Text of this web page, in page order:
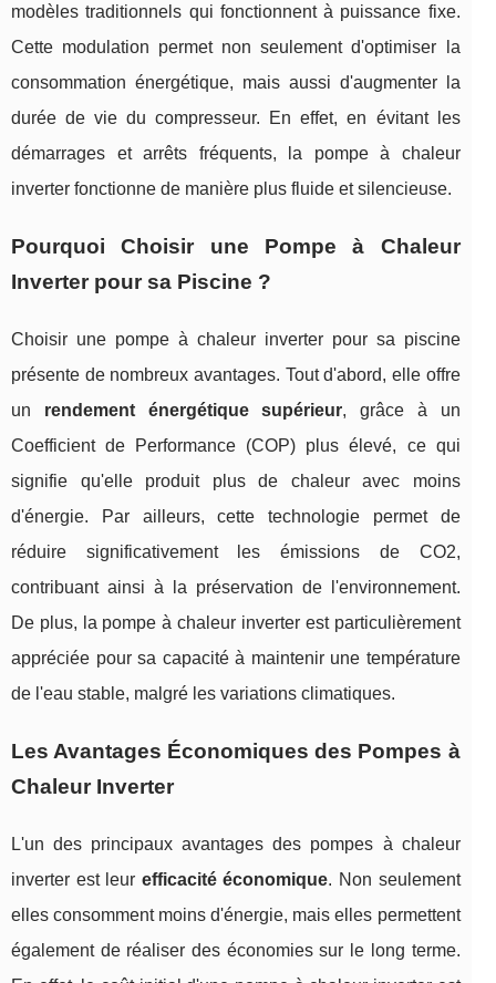
modèles traditionnels qui fonctionnent à puissance fixe.
Cette modulation permet non seulement d'optimiser la
consommation énergétique, mais aussi d'augmenter la
durée de vie du compresseur. En effet, en évitant les
démarrages et arrêts fréquents, la pompe à chaleur
inverter fonctionne de manière plus fluide et silencieuse.
Pourquoi Choisir une Pompe à Chaleur
Inverter pour sa Piscine ?
Choisir une pompe à chaleur inverter pour sa piscine
présente de nombreux avantages. Tout d'abord, elle offre
un rendement énergétique supérieur, grâce à un
Coefficient de Performance (COP) plus élevé, ce qui
signifie qu'elle produit plus de chaleur avec moins
d'énergie. Par ailleurs, cette technologie permet de
réduire significativement les émissions de CO2,
contribuant ainsi à la préservation de l'environnement.
De plus, la pompe à chaleur inverter est particulièrement
appréciée pour sa capacité à maintenir une température
de l'eau stable, malgré les variations climatiques.
Les Avantages Économiques des Pompes à
Chaleur Inverter
L'un des principaux avantages des pompes à chaleur
inverter est leur efficacité économique. Non seulement
elles consomment moins d'énergie, mais elles permettent
également de réaliser des économies sur le long terme.